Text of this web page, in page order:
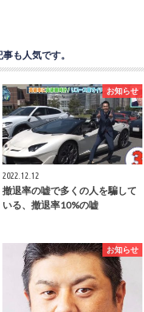
も人気です。
お知らせ
2022.12.12
撤退率の嘘で多くの人を騙して
いる、撤退率10%の嘘
お知らせ